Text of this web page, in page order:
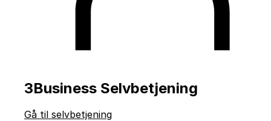
3Business Selvbetjening
Gå til selvbetjening